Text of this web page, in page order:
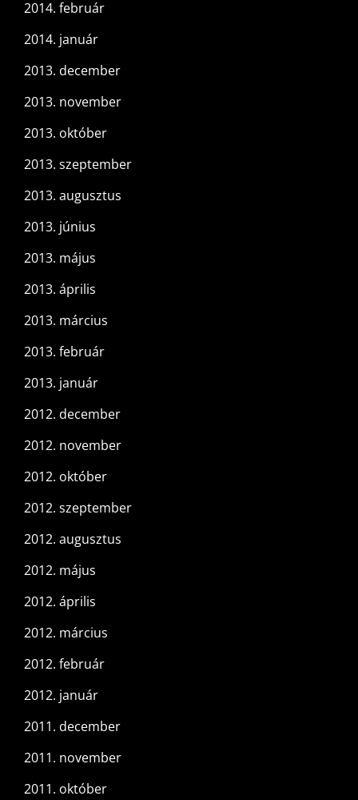
2014. február
2014. január
2013. december
2013. november
2013. október
2013. szeptember
2013. augusztus
2013. június
2013. május
2013. április
2013. március
2013. február
2013. január
2012. december
2012. november
2012. október
2012. szeptember
2012. augusztus
2012. május
2012. április
2012. március
2012. február
2012. január
2011. december
2011. november
2011. október